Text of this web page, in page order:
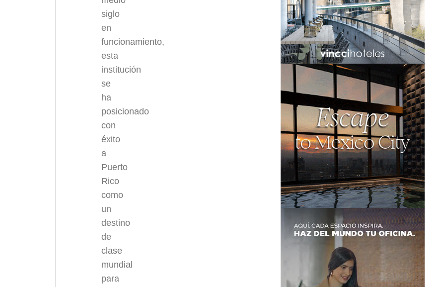
siglo
en
funcionamiento,
esta
institución
se
ha
posicionado
con
éxito
a
Puerto
Rico
como
un
destino
de
clase
mundial
para